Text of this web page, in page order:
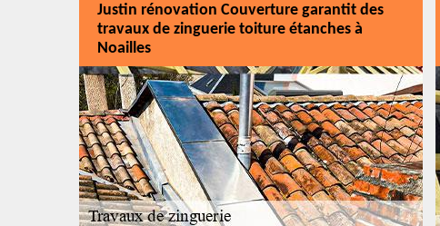
Justin rénovation Couverture garantit des
travaux de zinguerie toiture étanches à
Noailles